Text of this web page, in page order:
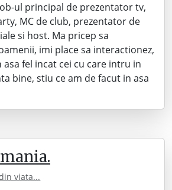
ul principal de prezentator tv,
MC de club, prezentator de
si host. Ma pricep sa
imi place sa interactionez,
asa fel incat cei cu care intru in
bine, stiu ce am de facut in asa
viata...